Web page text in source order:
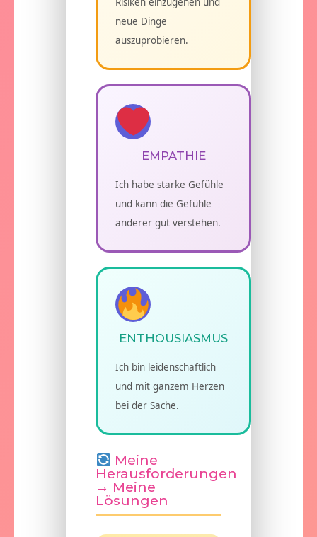
neue Dinge
auszuprobieren.
EMPATHIE
Ich habe starke Gefühle
und kann die Gefühle
anderer gut verstehen.
ENTHOUSIASMUS
Ich bin leidenschaftlich
und mit ganzem Herzen
bei der Sache.
Meine
Herausforderungen
→ Meine
Lösungen